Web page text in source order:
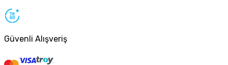
Güvenli Alışveriş